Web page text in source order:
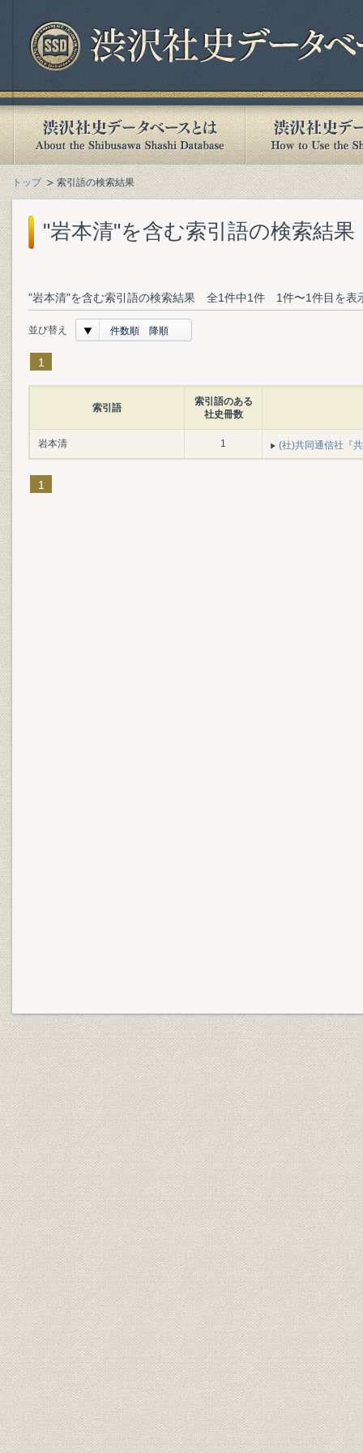
トップ 索引語の検索結果
"岩本清"を含む索引語の検索結果
"岩本清"を含む索引語の検索結果 全1件中1件 1件〜1件目を表
並び替え 件数順 降順
1
索引語
索引語のある
社史冊数
岩本清 1 (社)共同通信社『
1